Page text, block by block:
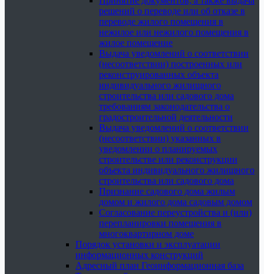
решений о переводе или об отказе в
переводе жилого помещения в
нежилое или нежилого помещения в
жилое помещение
Выдача уведомлений о соответствии
(несоответствии) построенных или
реконструированных объекта
индивидуального жилищного
строительства или садового дома
требованиям законодательства о
градостроительной деятельности
Выдача уведомлений о соответствии
(несоответствии) указанных в
уведомлении о планируемых
строительстве или реконструкции
объекта индивидуального жилищного
строительства или садового дома
Признание садового дома жилым
домом и жилого дома садовым домом
Согласование переустройства и (или)
перепланировки помещения в
многоквартирном доме
Порядок установки и эксплуатации
информационных конструкций
Адресный план Геоинформационная база